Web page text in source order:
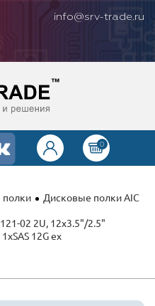
info@srv-trade.ru
0
Дисковые полки AIC
02 2U, 12x3.5"/2.5"
12G ex